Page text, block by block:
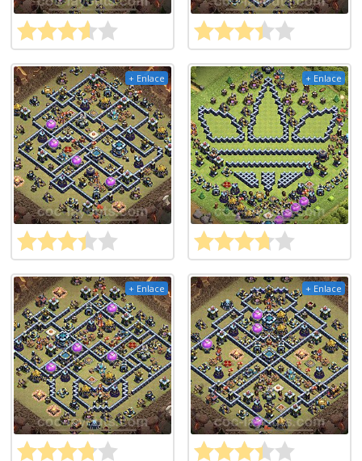
+ Enlace + Enlace
+ Enlace + Enlace